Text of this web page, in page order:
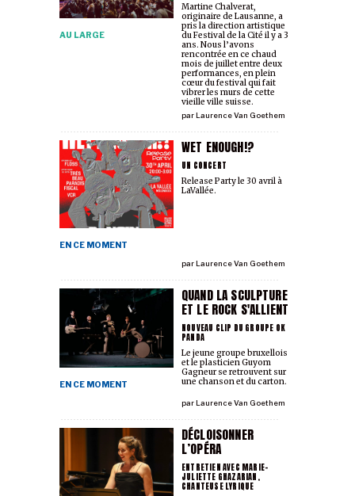
AU LARGE
parLaurence Van Goethem
Martine Chalverat,
originaire de Lausanne, a
pris la direction artistique
du Festival de la Cité il y a 3
ans. Nous l’avons
rencontrée en ce chaud
mois de juillet entre deux
performances, en plein
cœur du festival qui fait
vibrer les murs de cette
vieille ville suisse.
WET ENOUGH!?
UN CONCERT
EN CE MOMENT
parLaurence Van Goethem
Release Party le 30 avril à
LaVallée.
QUAND LA SCULPTURE
ET LE ROCK S'ALLIENT
NOUVEAU CLIP DU GROUPE OK
PANDA
EN CE MOMENT
par Laurence Van Goethem
Le jeune groupe bruxellois
et le plasticien Guyom
Gagneur se retrouvent sur
une chanson et du carton.
DÉCLOISONNER
L’OPÉRA
ENTRETIEN AVEC MARIE-
JULIETTE GHAZARIAN,
CHANTEUSE LYRIQUE